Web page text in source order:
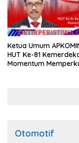
Ketua Umum
HUT Ke-81
Momentum
Otomotif